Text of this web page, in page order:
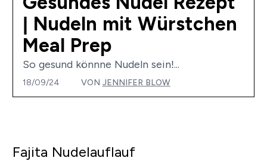
| Nudeln mit Würstchen
Meal Prep
So gesund könnne Nudeln sein!...
18/09/24 VON JENNIFER BLOW
Fajita Nudelauflauf